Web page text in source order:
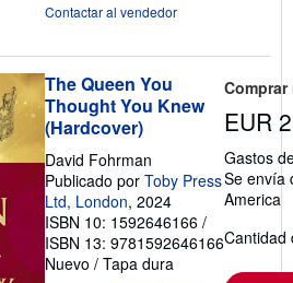
Contactar al vendedor
The Queen You
Thought You Knew
(Hardcover)
David Fohrman
Publicado por Toby Press
Ltd, London, 2024
ISBN 10: 1592646166 /
ISBN 13: 9781592646166
Nuevo / Tapa dura
EUR
Gastos
Se envía
America
Cantidad